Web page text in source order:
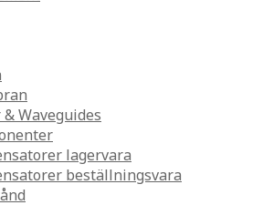
& Waveguides
lagervara
beställningsvara